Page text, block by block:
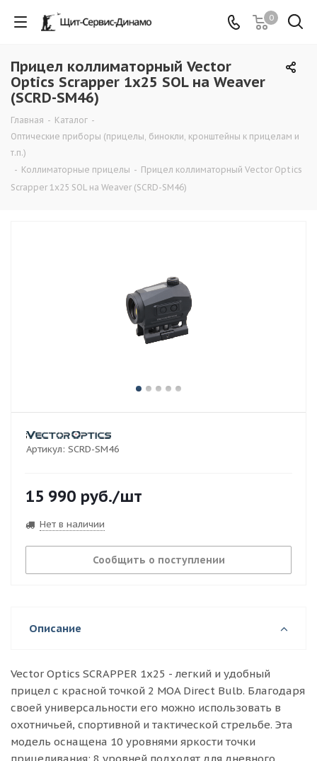
0
Прицел коллиматорный Vector
Optics Scrapper 1x25 SOL на Weaver
(SCRD-SM46)
Главная - Каталог -
Оптические приборы (прицелы, бинокли, кронштейны к прицелам и
т.п.)
- Коллиматорные прицелы - Прицел коллиматорный Vector Optics
Scrapper 1x25 SOL на Weaver (SCRD-SM46)
Артикул: SCRD-SM46
15 990 руб./шт
Нет в наличии
Сообщить о поступлении
Описание
Vector Optics SCRAPPER 1x25 - легкий и удобный
прицел с красной точкой 2 MOA Direct Bulb. Благодаря
своей универсальности его можно использовать в
охотничьей, спортивной и тактической стрельбе. Эта
модель оснащена 10 уровнями яркости точки